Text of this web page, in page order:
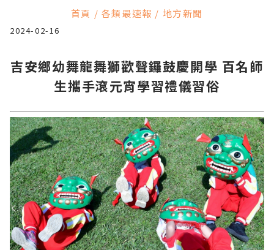
首頁 / 各類最速報 / 地方新聞
2024-02-16
吉安鄉幼舞龍舞獅歡聲鑼鼓慶開學 百名師
生攜手滾元宵學習禮儀習俗